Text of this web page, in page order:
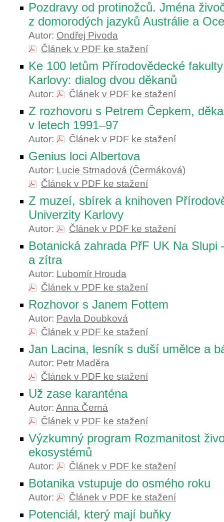
Pozdravy od protinožců. Jména
z domorodých jazyků Austrálie a
Autor: Ondřej Pivoda
Článek v PDF ke stažení
Ke 100 letům Přírodovědecké
Karlovy: dialog dvou děkanů
Autor: Článek v PDF ke stažení
Z rozhovoru s Petrem Čepkem,
v letech 1991–97
Autor: Článek v PDF ke stažení
Genius loci Albertova
Autor: Lucie Strnadová (Čermáková)
Článek v PDF ke stažení
Z muzeí, sbírek a knihoven
Univerzity Karlovy
Autor: Článek v PDF ke stažení
Botanická zahrada PřF UK Na Slupi
a zítra
Autor: Lubomír Hrouda
Článek v PDF ke stažení
Rozhovor s Janem Fottem
Autor: Pavla Doubková
Článek v PDF ke stažení
Jan Lacina, lesník s duší umělce a
Autor: Petr Maděra
Článek v PDF ke stažení
Už zase karanténa
Autor: Anna Černá
Článek v PDF ke stažení
Výzkumný program Rozmanitost
ekosystémů
Autor: Článek v PDF ke stažení
Botanika vstupuje do osmého roku
Autor: Článek v PDF ke stažení
Potenciál, který mají buňky